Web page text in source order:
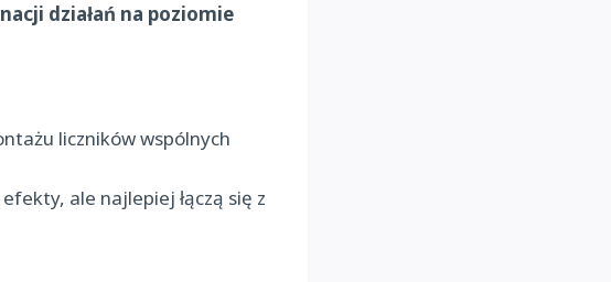
działań na poziomie
liczników wspólnych
ale najlepiej łączą się z